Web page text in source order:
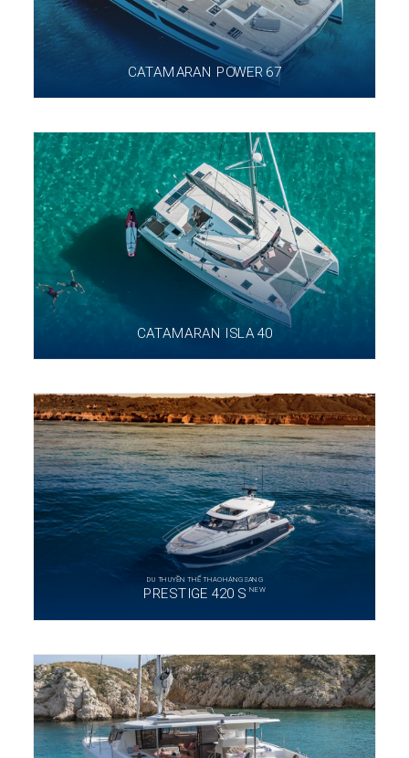
CATAMARAN POWER 67
CATAMARAN ISLA 40
DU THUYỀN THỂ THAO HẠNG SANG
PRESTIGE 420 SNEW